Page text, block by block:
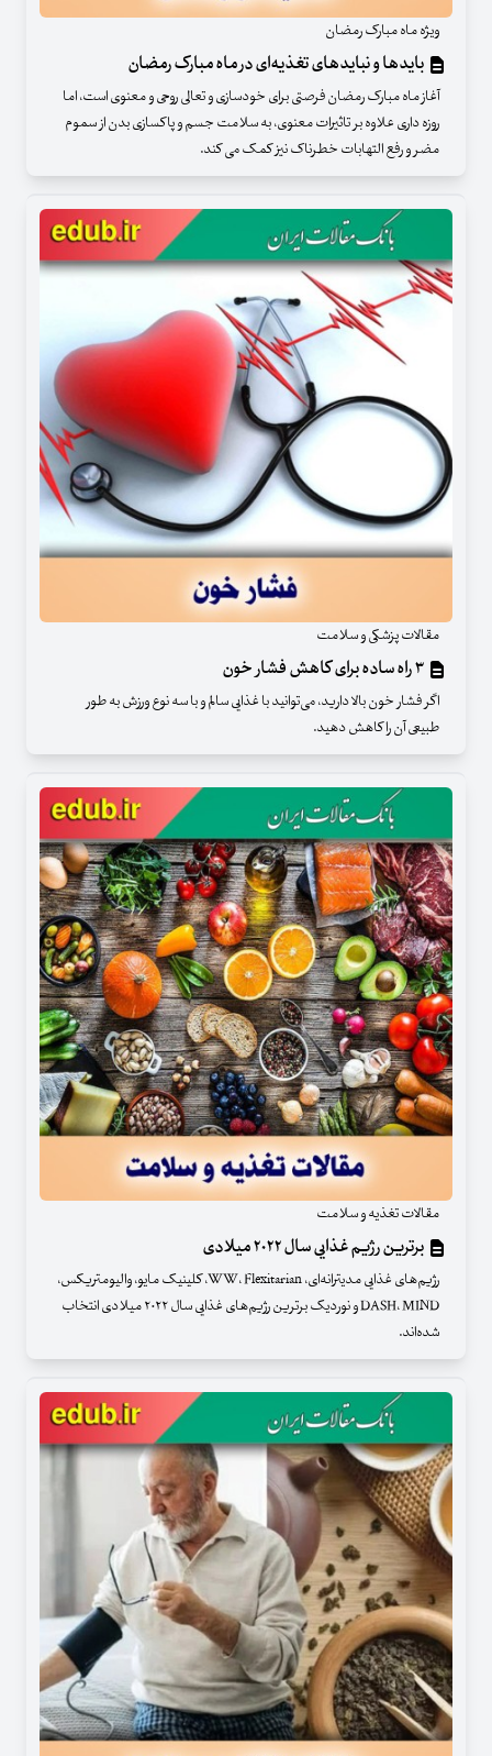
ویژه ماه مبارک رمضان
بایدها و نبایدهای تغذیه‌ای در ماه مبارک رمضان
آغاز ماه مبارک رمضان فرصتی برای خودسازی و تعالی روحی و معنوی است، اما
روزه داری علاوه بر تاثیرات معنوی، به سلامت جسم و پاکسازی بدن از سموم
مضر و رفع التهابات خطرناک نیز کمک می کند.
مقالات پزشکی و سلامت
اگر فشار خون بالا دارید، می‌توانید با غذایی سالم و با سه نوع ورزش به طور
طبیعی آن را کاهش دهید.
مقالات تغذیه و سلامت
برترین رژیم غذایی سال ۲۰۲۲ میلادی
رژیم‌های غذایی مدیترانه‌ای،‌ WW، Flexitarian، کلینیک مایو، والیومتریکس،
DASH، MIND و نوردیک برترین رژیم‌های غذایی سال ۲۰۲۲ میلادی انتخاب
شده‌اند.